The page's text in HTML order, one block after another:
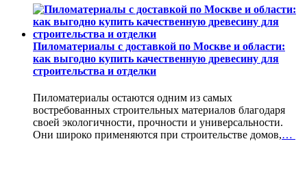
Пиломатериалы с доставкой по Москве и области:
как выгодно купить качественную древесину для
строительства и отделки
Пиломатериалы остаются одним из самых
востребованных строительных материалов благодаря
своей экологичности, прочности и универсальности.
Они широко применяются при строительстве домов,…